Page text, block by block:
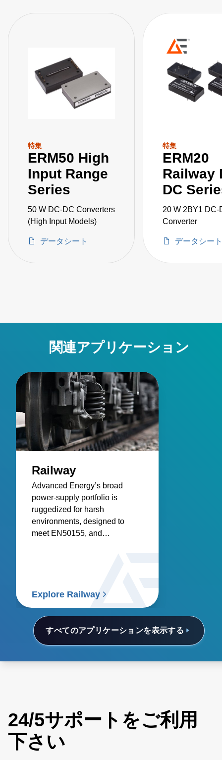
特集
ERM50 High
Input Range
Series
50 W DC-DC Converters
(High Input Models)
データシート
特集
ERM20
Railway
DC
20 W 2BY1 DC-
Converter
データシート
関連アプリケーション
すべてのアプリケーションを表示する
Railway
Advanced Energy’s broad
power‑supply portfolio is
ruggedized for harsh
environments, designed to
meet EN50155, and
Explore Railway
24/5サポートをご利用
下さい